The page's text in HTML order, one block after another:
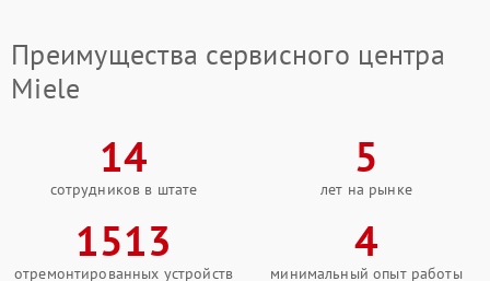
Преимущества сервисного центра
Miele
14
сотрудников в штате
5
лет на рынке
1513
отремонтированных устройств
4
минимальный опыт работы